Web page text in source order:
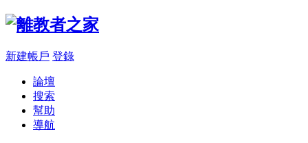
新建帳戶 登錄
論壇
搜索
幫助
導航